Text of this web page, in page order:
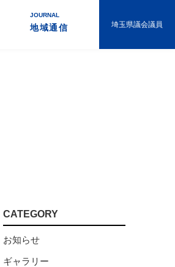
JOURNAL
地域通信 埼玉県議会議員
CATEGORY
お知らせ
ギャラリー